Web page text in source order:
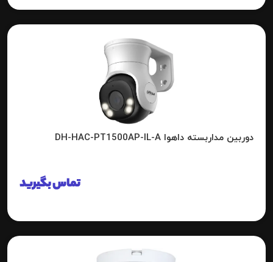
دوربین مداربسته داهوا DH-HAC-PT1500AP-IL-A
تماس بگیرید